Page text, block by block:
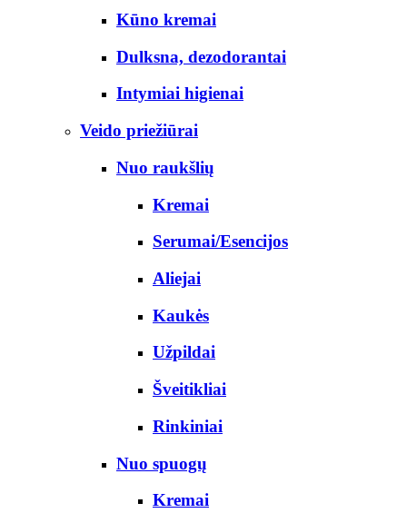
Kūno kremai
Dulksna, dezodorantai
Intymiai higienai
Veido priežiūrai
Nuo raukšlių
Kremai
Serumai/Esencijos
Aliejai
Kaukės
Užpildai
Šveitikliai
Rinkiniai
Nuo spuogų
Kremai